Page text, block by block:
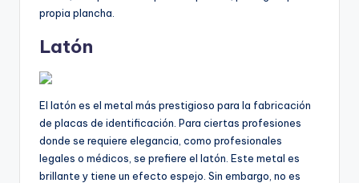
propia plancha.
Latón
El latón es el metal más prestigioso para la fabricación
de placas de identificación. Para ciertas profesiones
donde se requiere elegancia, como profesionales
legales o médicos, se prefiere el latón. Este metal es
brillante y tiene un efecto espejo. Sin embargo, no es